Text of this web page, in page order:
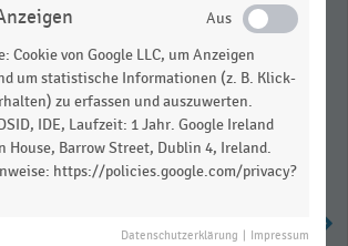
Statistiken
Cookie von Google LLC, um Anzeigen
um statistische Informationen (z. B. Klick-
zu erfassen und auszuwerten.
IDE, Laufzeit: 1 Jahr. Google Ireland
House, Barrow Street, Dublin 4, Ireland.
https://policies.google.com/privacy?
Datenschutzerklärung Impressum